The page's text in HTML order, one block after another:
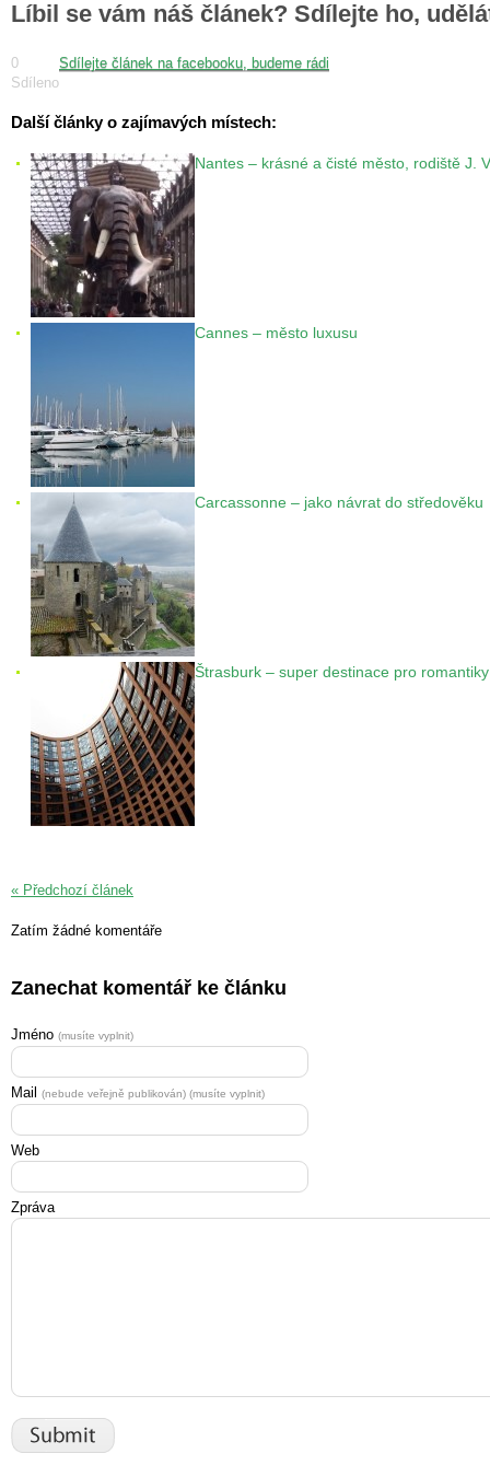
Líbil se vám náš článek? Sdílejte ho,
0
Sdíleno
Sdílejte článek na facebooku, budeme rádi
Další články o zajímavých místech:
Nantes – krásné a čisté město, rodiště J.
Cannes – město luxusu
Carcassonne – jako návrat do středověku
Štrasburk – super destinace pro
« Předchozí článek
Zatím žádné komentáře
Zanechat komentář ke článku
Jméno (musíte vyplnit)
Mail (nebude veřejně publikován) (musíte vyplnit)
Web
Zpráva